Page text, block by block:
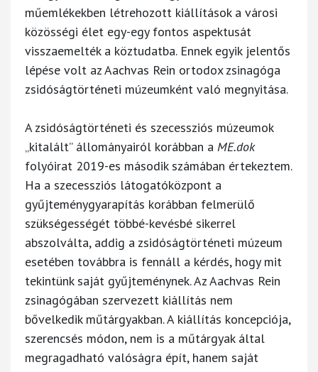
műemlékekben létrehozott kiállítások a városi
közösségi élet egy-egy fontos aspektusát
visszaemelték a köztudatba. Ennek egyik jelentős
lépése volt az Aachvas Rein ortodox zsinagóga
zsidóságtörténeti múzeumként való megnyitása.
A zsidóságtörténeti és szecessziós múzeumok
„kitalált” állományairól korábban a ME.dok
folyóirat 2019-es második számában értekeztem.
Ha a szecessziós látogatóközpont a
gyűjteménygyarapítás korábban felmerülő
szükségességét többé-kevésbé sikerrel
abszolválta, addig a zsidóságtörténeti múzeum
esetében továbbra is fennáll a kérdés, hogy mit
tekintünk saját gyűjteménynek. Az Aachvas Rein
zsinagógában szervezett kiállítás nem
bővelkedik műtárgyakban. A kiállítás koncepciója,
szerencsés módon, nem is a műtárgyak által
megragadható valóságra épít, hanem saját